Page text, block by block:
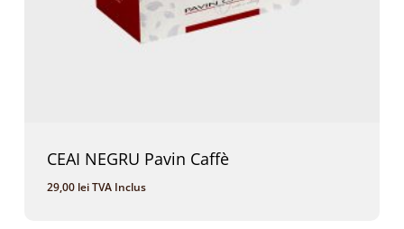
CEAI NEGRU Pavin Caffè
29,00 leiTVA Inclus